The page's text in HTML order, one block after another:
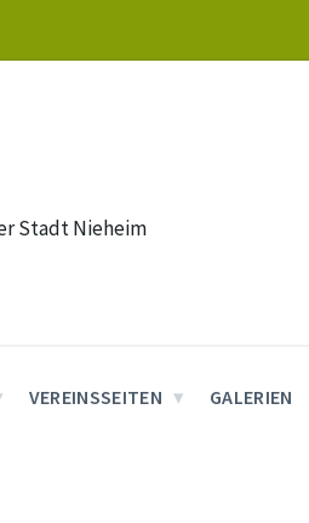
Stadt Nieheim
VEREINSSEITEN GALERIEN